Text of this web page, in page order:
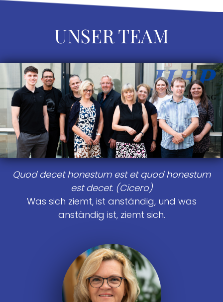
UNSER TEAM
Quod decet honestum est et quod honestum
est decet. (Cicero)
Was sich ziemt, ist anständig, und was
anständig ist, ziemt sich.